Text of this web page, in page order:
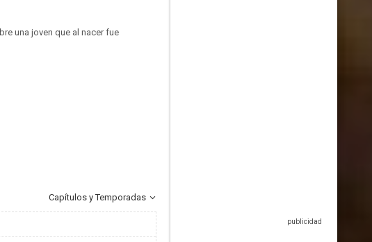
una joven que al nacer fue
Capítulos y Temporadas